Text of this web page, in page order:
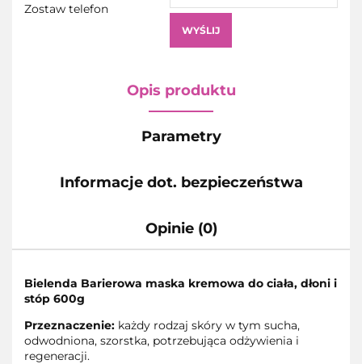
Zostaw telefon
WYŚLIJ
Opis produktu
Parametry
Informacje dot. bezpieczeństwa
Opinie (0)
Bielenda Barierowa maska kremowa do ciała, dłoni i
stóp 600g
Przeznaczenie: każdy rodzaj skóry w tym sucha,
odwodniona, szorstka, potrzebująca odżywienia i
regeneracji.